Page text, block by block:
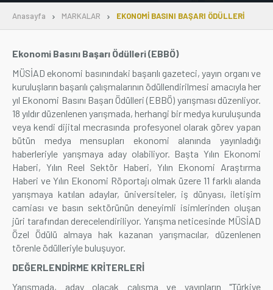
Üyelik
E-İşlemler
İletişim Hakkımızda Galeri
Anasayfa MARKALAR EKONOMİ BASINI BAŞARI ÖDÜLLERİ
Ekonomi Basını Başarı Ödülleri (EBBÖ)
MÜSİAD ekonomi basınındaki başarılı gazeteci, yayın organı ve
kuruluşların başarılı çalışmalarının ödüllendirilmesi amacıyla her
yıl Ekonomi Basını Başarı Ödülleri (EBBÖ) yarışması düzenliyor.
18 yıldır düzenlenen yarışmada, herhangi bir medya kuruluşunda
veya kendi dijital mecrasında profesyonel olarak görev yapan
bütün medya mensupları ekonomi alanında yayınladığı
haberleriyle yarışmaya aday olabiliyor. Başta Yılın Ekonomi
Haberi, Yılın Reel Sektör Haberi, Yılın Ekonomi Araştırma
Haberi ve Yılın Ekonomi Röportajı olmak üzere 11 farklı alanda
yarışmaya katılan adaylar, üniversiteler, iş dünyası, iletişim
camiası ve basın sektörünün deneyimli isimlerinden oluşan
jüri tarafından derecelendiriliyor. Yarışma neticesinde MÜSİAD
Özel Ödülü almaya hak kazanan yarışmacılar, düzenlenen
törenle ödülleriyle buluşuyor.
DEĞERLENDİRME KRİTERLERİ
Yarışmada, aday olacak çalışma ve yayınların "Türkiye